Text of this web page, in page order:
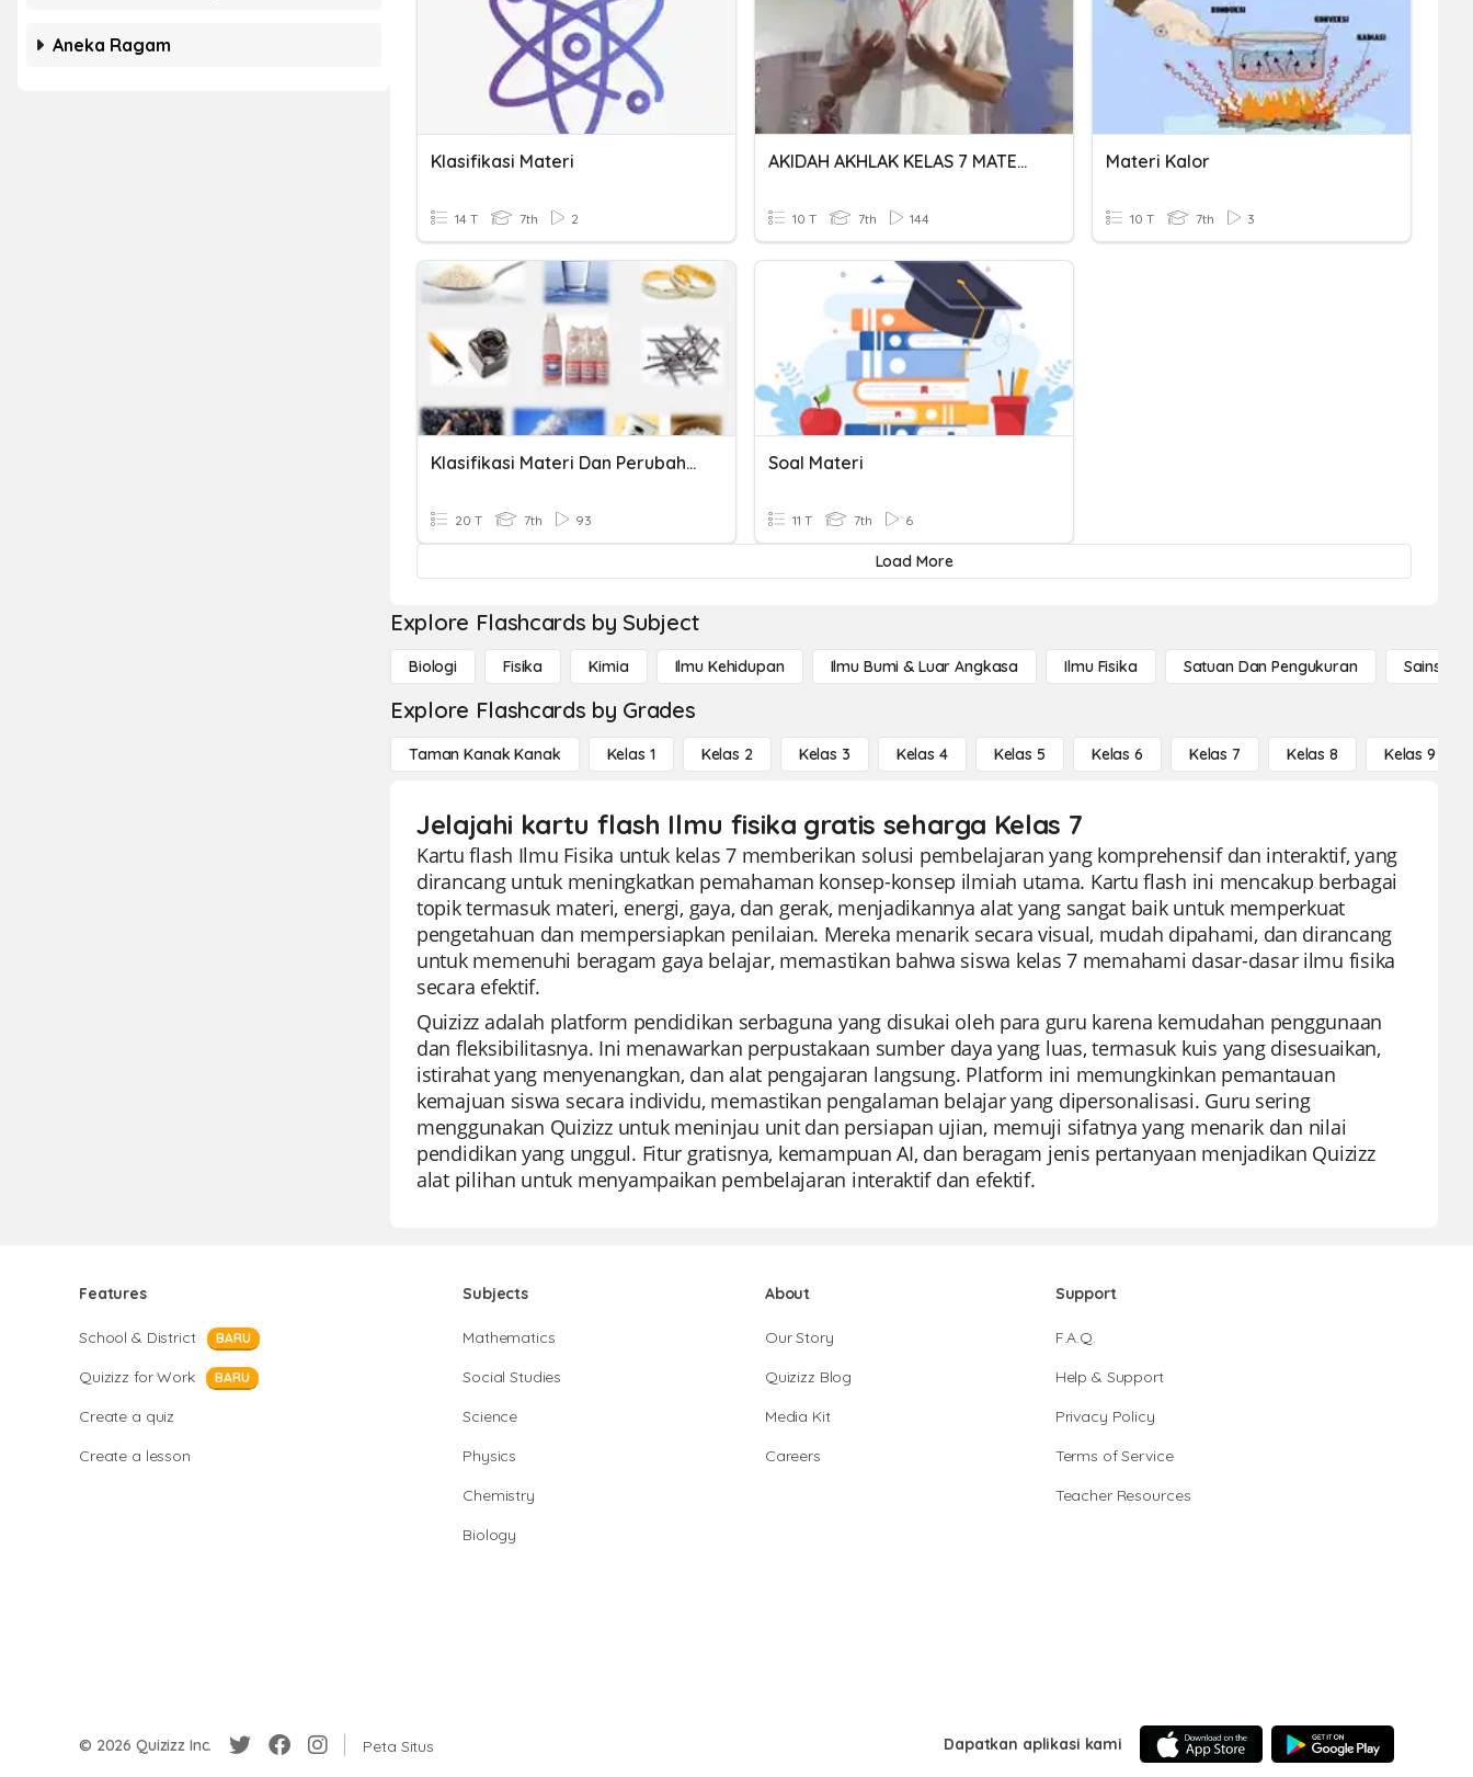
Aneka Ragam
Klasifikasi Materi
14 T 7th 2
AKIDAH AKHLAK KELAS 7 MATERI SIFAT ALLAH
10 T 7th 144
Materi Kalor
10 T 7th 3
Klasifikasi Materi Dan Perubahannya
20 T 7th 93
Soal Materi
11 T 7th 6
Load More
Explore Flashcards by Subject
Biologi Fisika Kimia Ilmu Kehidupan Ilmu Bumi & Luar Angkasa Ilmu Fisika Satuan Dan Pengukuran Sains
Explore Flashcards by Grades
Taman Kanak Kanak Kelas 1 Kelas 2 Kelas 3 Kelas 4 Kelas 5 Kelas 6 Kelas 7 Kelas 8 Kelas 9
Jelajahi kartu flash Ilmu fisika gratis seharga Kelas 7
Kartu flash Ilmu Fisika untuk kelas 7 memberikan solusi pembelajaran yang komprehensif dan interaktif, yang
dirancang untuk meningkatkan pemahaman konsep-konsep ilmiah utama. Kartu flash ini mencakup berbagai
topik termasuk materi, energi, gaya, dan gerak, menjadikannya alat yang sangat baik untuk memperkuat
pengetahuan dan mempersiapkan penilaian. Mereka menarik secara visual, mudah dipahami, dan dirancang
untuk memenuhi beragam gaya belajar, memastikan bahwa siswa kelas 7 memahami dasar-dasar ilmu fisika
secara efektif.
Quizizz adalah platform pendidikan serbaguna yang disukai oleh para guru karena kemudahan penggunaan
dan fleksibilitasnya. Ini menawarkan perpustakaan sumber daya yang luas, termasuk kuis yang disesuaikan,
istirahat yang menyenangkan, dan alat pengajaran langsung. Platform ini memungkinkan pemantauan
kemajuan siswa secara individu, memastikan pengalaman belajar yang dipersonalisasi. Guru sering
menggunakan Quizizz untuk meninjau unit dan persiapan ujian, memuji sifatnya yang menarik dan nilai
pendidikan yang unggul. Fitur gratisnya, kemampuan AI, dan beragam jenis pertanyaan menjadikan Quizizz
alat pilihan untuk menyampaikan pembelajaran interaktif dan efektif.
Features
School & District BARU
Quizizz for Work BARU
Create a quiz
Create a lesson
Subjects
Mathematics
Social Studies
Science
Physics
Chemistry
Biology
About
Our Story
Quizizz Blog
Media Kit
Careers
Support
F.A.Q.
Help & Support
Privacy Policy
Terms of Service
Teacher Resources
© 2026 Quizizz Inc. Peta Situs Dapatkan aplikasi kami